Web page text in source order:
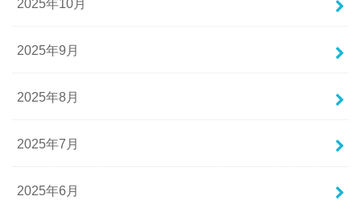
2025年10月
2025年9月
2025年8月
2025年7月
2025年6月